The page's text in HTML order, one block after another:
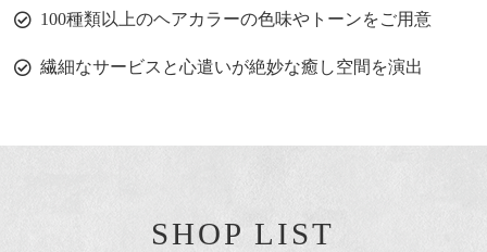
100種類以上のヘアカラーの色味やトーンをご用意
繊細なサービスと心遣いが絶妙な癒し空間を演出
SHOP LIST